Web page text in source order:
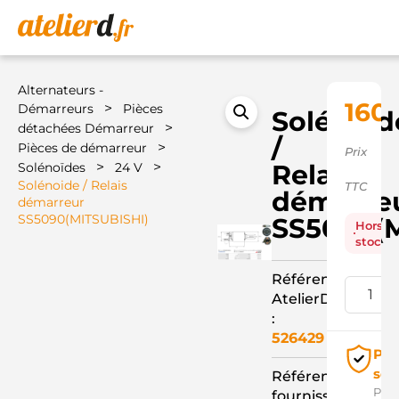
Alternateurs -
Démarreurs
>
Pièces
détachées Démarreur
>
Pièces de démarreur >
Solénoïdes > 24 V >
Solénoide / Relais
démarreur
SS5090(MITSUBISHI)
/
Relais
Référence
AtelierD
:
526429
Référence
Prix
TTC
Hors
stock